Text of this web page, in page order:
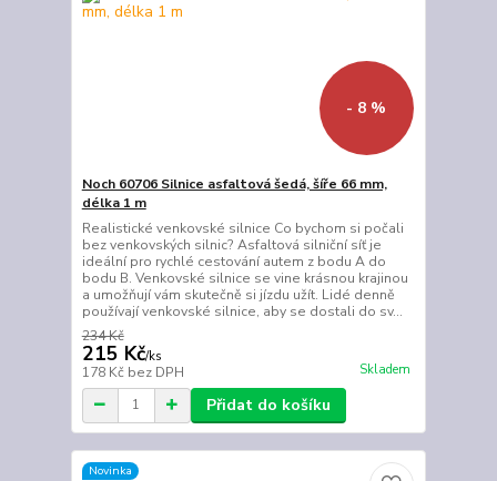
- 8 %
Noch 60706 Silnice asfaltová šedá, šíře 66 mm,
délka 1 m
Realistické venkovské silnice Co bychom si počali
bez venkovských silnic? Asfaltová silniční síť je
ideální pro rychlé cestování autem z bodu A do
bodu B. Venkovské silnice se vine krásnou krajinou
a umožňují vám skutečně si jízdu užít. Lidé denně
používají venkovské silnice, aby se dostali do sv...
234 Kč
215 Kč/ks
178 Kč bez DPH Skladem
Přidat do košíku
Novinka